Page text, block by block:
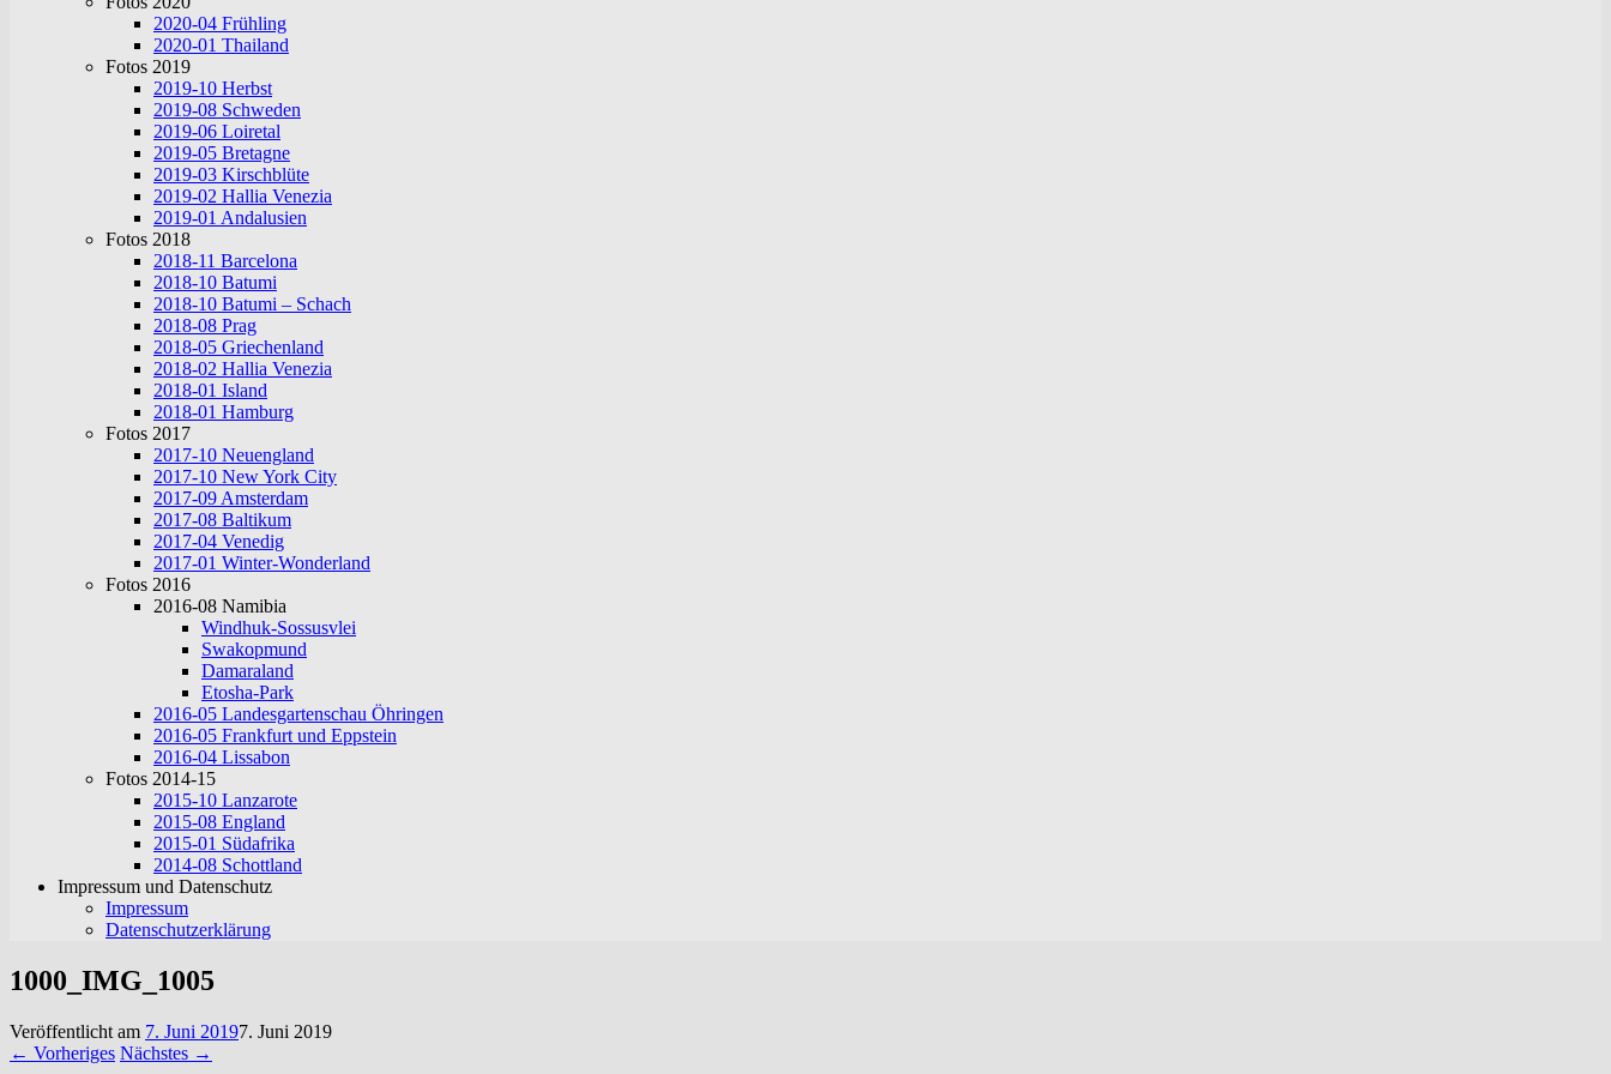
2020-04 Frühling
2020-01 Thailand
Fotos 2019
2019-10 Herbst
2019-08 Schweden
2019-06 Loiretal
2019-05 Bretagne
2019-03 Kirschblüte
2019-02 Hallia Venezia
2019-01 Andalusien
Fotos 2018
2018-11 Barcelona
2018-10 Batumi
2018-10 Batumi – Schach
2018-08 Prag
2018-05 Griechenland
2018-02 Hallia Venezia
2018-01 Island
2018-01 Hamburg
Fotos 2017
2017-10 Neuengland
2017-10 New York City
2017-09 Amsterdam
2017-08 Baltikum
2017-04 Venedig
2017-01 Winter-Wonderland
Fotos 2016
2016-08 Namibia
Windhuk-Sossusvlei
Swakopmund
Damaraland
Etosha-Park
2016-05 Landesgartenschau Öhringen
2016-05 Frankfurt und Eppstein
2016-04 Lissabon
Fotos 2014-15
2015-10 Lanzarote
2015-08 England
2015-01 Südafrika
2014-08 Schottland
Impressum und Datenschutz
Impressum
Datenschutzerklärung
1000_IMG_1005
Veröffentlicht am 7. Juni 20197. Juni 2019
← Vorheriges Nächstes →